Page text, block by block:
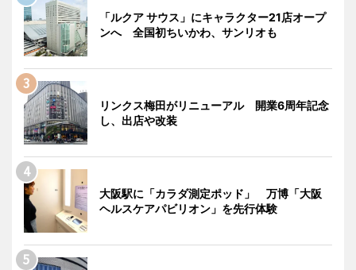
「ルクア サウス」にキャラクター21店オープ
ンへ 全国初ちいかわ、サンリオも
リンクス梅田がリニューアル 開業6周年記念
し、出店や改装
大阪駅に「カラダ測定ポッド」 万博「大阪
ヘルスケアパビリオン」を先行体験